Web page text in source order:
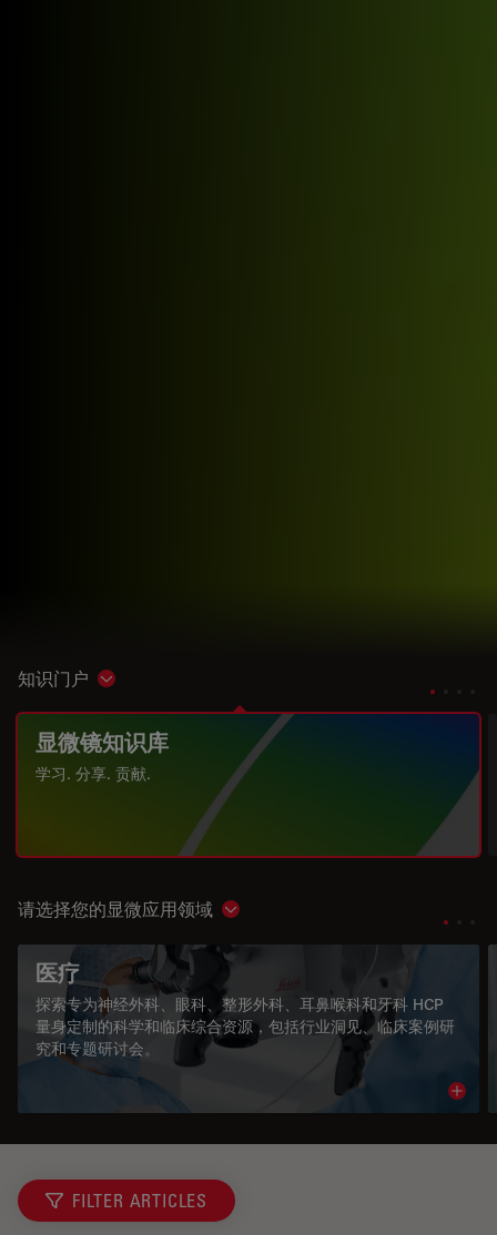
知识门户 Show subnavigation
显微镜知识库
学习. 分享. 贡献.
请选择您的显微应用领域 Show subnavigation
医疗
探索专为神经外科、眼科、整形外科、耳鼻喉科和牙科 HCP
量身定制的科学和临床综合资源，包括行业洞见、临床案例研
究和专题研讨会。
FILTER ARTICLES